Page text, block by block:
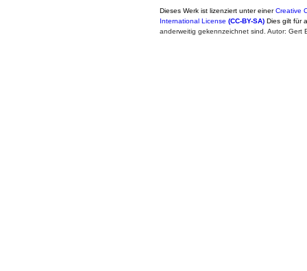
Dieses Werk ist lizenziert unter einerCreative
International License (CC-BY-SA) Dies gilt für
anderweitig gekennzeichnet sind. Autor: Gert